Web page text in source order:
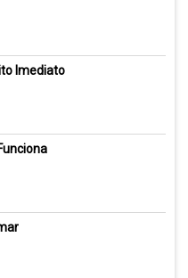
Imediato